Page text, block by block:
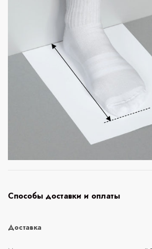
Способы доставки и оплаты
Доставка